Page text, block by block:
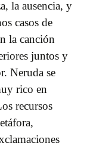
la ausencia, y
casos de
la canción
juntos y
Neruda se
rico en
recursos